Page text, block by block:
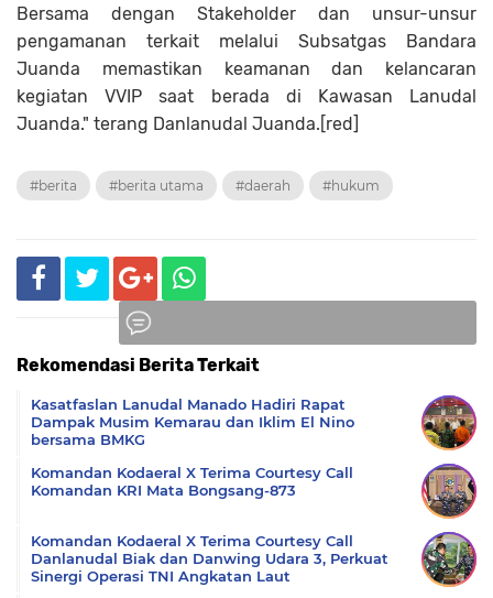
Bersama dengan Stakeholder dan unsur-unsur
pengamanan terkait melalui Subsatgas Bandara
Juanda memastikan keamanan dan kelancaran
kegiatan VVIP saat berada di Kawasan Lanudal
Juanda." terang Danlanudal Juanda.[red]
#berita #berita utama #daerah #hukum
Rekomendasi Berita Terkait
Kasatfaslan Lanudal Manado Hadiri Rapat
Dampak Musim Kemarau dan Iklim El Nino
bersama BMKG
Komandan Kodaeral X Terima Courtesy Call
Komandan KRI Mata Bongsang-873
Komandan Kodaeral X Terima Courtesy Call
Danlanudal Biak dan Danwing Udara 3, Perkuat
Sinergi Operasi TNI Angkatan Laut